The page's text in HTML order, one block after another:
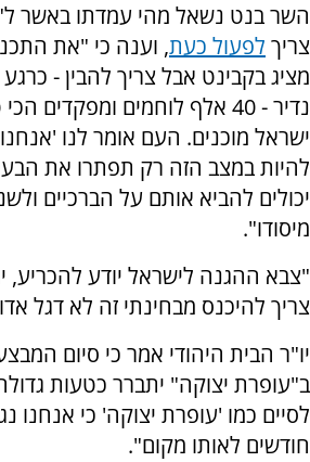
השר בנט נשאל מהי עמדתו באשר
צריך לפעול כעת, וענה כי "את
מציג בקבינט אבל צריך להבין -
נדיר - 40 אלף לוחמים ומפקדים
ישראל מוכנים. העם אומר לנו
להיות במצב הזה רק תפתרו את
יכולים להביא אותם על הברכיים
מיסודו".
"צבא ההגנה לישראל יודע להכריע,
צריך להיכנס מבחינתי זה לא דגל
יו"ר הבית היהודי אמר כי סיום
ב"עופרת יצוקה" יתברר כטעות
לסיים כמו 'עופרת יצוקה' כי אנחנו
חודשים לאותו מקום".